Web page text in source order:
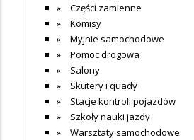
Części zamienne
Komisy
Myjnie samochodowe
Pomoc drogowa
Salony
Skutery i quady
Stacje kontroli pojazdów
Szkoły nauki jazdy
Warsztaty samochodowe